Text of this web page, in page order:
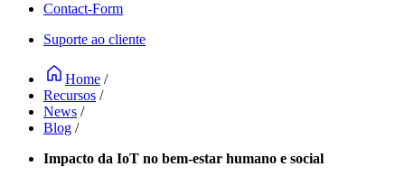
Contact-Form
Suporte ao cliente
Home /
Recursos /
News /
Blog /
Impacto da IoT no bem-estar humano e social